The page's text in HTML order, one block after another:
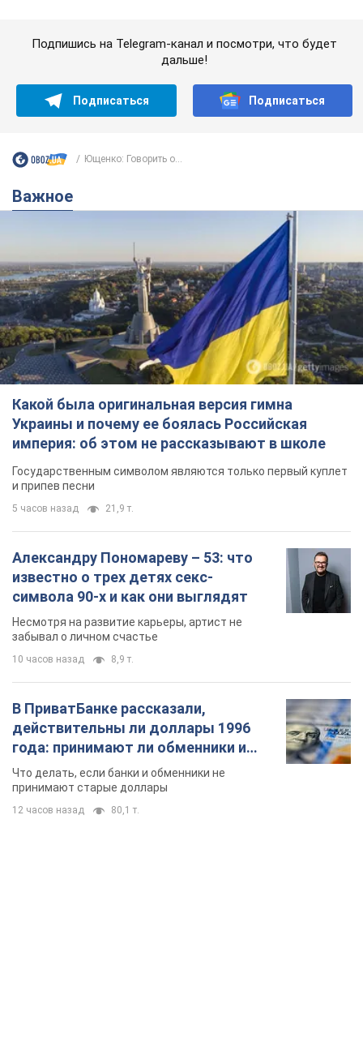
Важное
Какой была оригинальная версия гимна
Украины и почему ее боялась Российская
империя: об этом не рассказывают в школе
Государственным символом являются только первый куплет
и припев песни
5 часов назад 21,9 т.
Александру Пономареву – 53: что
известно о трех детях секс-
символа 90-х и как они выглядят
забывал о личном счастье
В ПриватБанке рассказали,
действительны ли доллары 1996
года: принимают ли обменники и
банки такие купюры
принимают старые доллары